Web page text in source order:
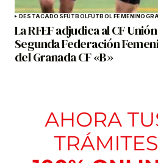
DESTACADOSFÚTBOLFÚTBOL FEMENINO
La RFEF adjudica al CF
Segunda Federación
del Granada CF «B»